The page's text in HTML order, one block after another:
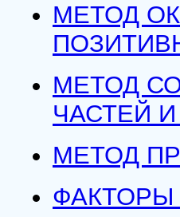
МЕТОД
МЕТОД
ЧАСТЕЙ
МЕТОД